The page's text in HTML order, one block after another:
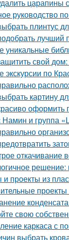
царапины
руководство
плинтус
лучший
уникальные
свой
экскурсии по
картину
оформить
Намин и группа
откачивание
решение:
и проекты из
свою
каркаса с
выбрать